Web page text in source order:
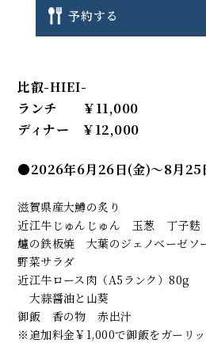
予約する
比叡-HIEI-
ランチ ￥11,000
ディナー ￥12,000
●2026年6月26日(金)～8月25
滋賀県産大鱒の炙り
近江牛じゅんじゅん 玉葱 丁子
鱸の鉄板焼 大葉のジェノベーゼソ
野菜サラダ
近江牛ロース肉（A5ランク）80g
大蒜醤油と山葵
御飯 香の物 赤出汁
※追加料金￥1,000で御飯をガーリ